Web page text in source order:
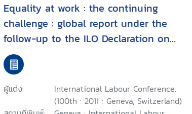
Equality at work : the continuing
challenge : global report under the
follow-up to the ILO Declaration on
Fundamental Principles and Rights at
Work
ผู้แต่ง:
International Labour Conference.
(100th : 2011 : Geneva, Switzerland)